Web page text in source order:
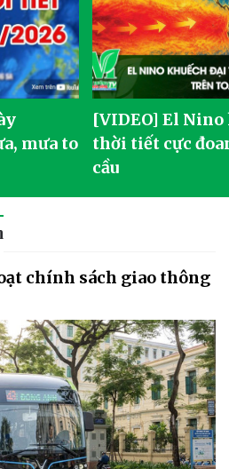
mưa to
[VIDEO] El
thời tiết cực
cầu
chính sách giao thông